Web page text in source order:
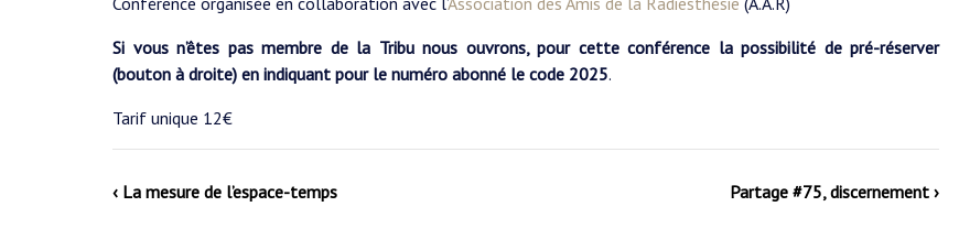
Si vous n’êtes pas membre de la Tribu nous ouvrons, pour cette conférence la possibilité de pré-réserver
(bouton à droite) en indiquant pour le numéro abonné le code 2025.
Tarif unique 12€
‹ La mesure de l’espace-temps Partage #75, discernement ›